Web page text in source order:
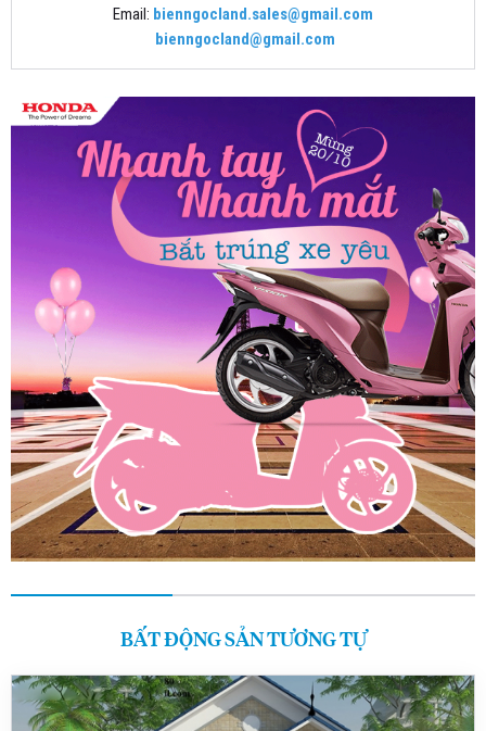
Email: bienngocland.sales@gmail.com
bienngocland@gmail.com
BẤT ĐỘNG SẢN TƯƠNG TỰ